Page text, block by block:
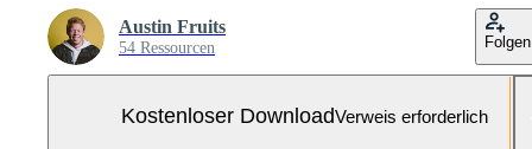
Austin Fruits
54 Ressourcen Folgen
Kostenloser DownloadVerweis erforderlich